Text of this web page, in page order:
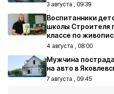
3 августа , 09:39
Воспитанники
школы Строителя
классе по
4 августа , 08:00
Мужчина
на авто в
7 августа , 09:45